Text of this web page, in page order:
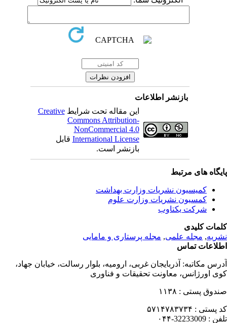
بازنشر اطلاعات
این مقاله تحت شرایطCreative
Commons Attribution-
NonCommercial 4.0
International Licenseقابل
بازنشر است.
های مرتبط
کمیسیون نشریات وزارت بهداشت
کمسیون نشریات وزارت علوم
شرکت یکتاوب
کلیدی
,مجله علمی, مجله پرستاری و مامایی
تماس
مکاتبه:آذربایجان غربی، ارومیه، بلوار رسالت، خیابان جهاد،
اورژانس، معاونت تحقیقات و فناوری
پستی : ۱۱۳۸
پستی : ۵۷۱۴۷۸۳۷۳۴
: 32233009-۰۴۴